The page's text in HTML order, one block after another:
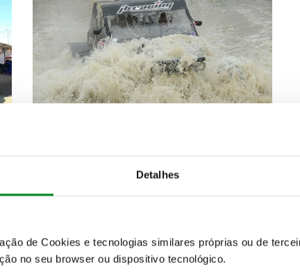
Detalhes
de Cookies e tecnologias similares próprias ou de
no seu browser ou dispositivo tecnológico.
Desafio do ACP teve uma aceitação